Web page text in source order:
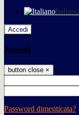
Italiano
Accedi
Accedi
button close ×
Password dimenticata?